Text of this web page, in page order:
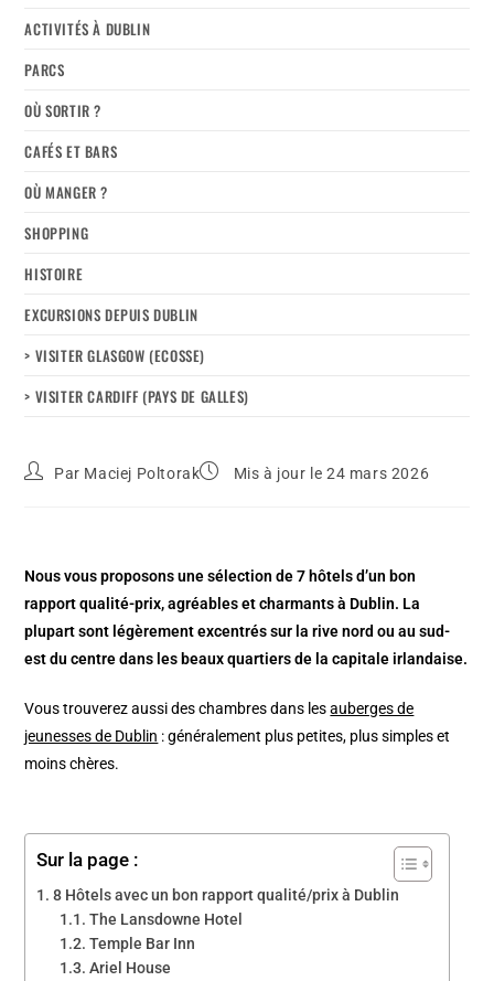
ACTIVITÉS À DUBLIN
PARCS
OÙ SORTIR ?
CAFÉS ET BARS
OÙ MANGER ?
SHOPPING
HISTOIRE
EXCURSIONS DEPUIS DUBLIN
> VISITER GLASGOW (ECOSSE)
> VISITER CARDIFF (PAYS DE GALLES)
Par Maciej Poltorak Mis à jour le 24 mars 2026
Nous vous proposons une sélection de 7 hôtels d’un bon
rapport qualité-prix, agréables et charmants à Dublin. La
plupart sont légèrement excentrés sur la rive nord ou au sud-
est du centre dans les beaux quartiers de la capitale irlandaise.
Vous trouverez aussi des chambres dans lesauberges de
jeunesses de Dublin : généralement plus petites, plus simples et
moins chères.
Sur la page :
8 Hôtels avec un bon rapport qualité/prix à Dublin
The Lansdowne Hotel
Temple Bar Inn
Ariel House